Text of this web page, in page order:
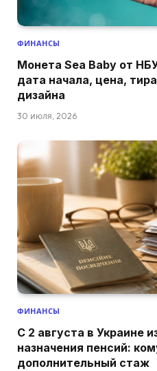
ФИНАНСЫ
Монета Sea Baby от
дата начала, цена,
дизайна
30 июля, 2026
ФИНАНСЫ
С 2 августа в Украине
назначения пенсий:
дополнительный стаж